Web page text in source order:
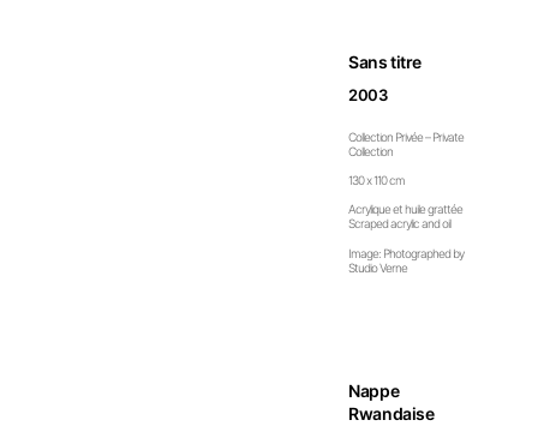
Sans titre
2003
Collection Privée – Private
Collection
130 x 110 cm
Acrylique et huile grattée
Scraped acrylic and oil
Image: Photographed by
Studio Verne
Nappe
Rwandaise